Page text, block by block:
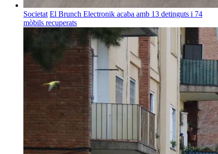
Societat El Brunch Electronik acaba amb 13 detinguts i 74
mòbils recuperats